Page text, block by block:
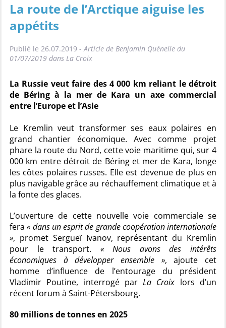
La route de l’Arctique aiguise les
appétits
Publié le 26.07.2019 -Article de Benjamin Quénelle du
01/07/2019 dans La Croix
La Russie veut faire des 4 000 km reliant le détroit
de Béring à la mer de Kara un axe commercial
entre l’Europe et l’Asie
Le Kremlin veut transformer ses eaux polaires en
grand chantier économique. Avec comme projet
phare la route du Nord, cette voie maritime qui, sur 4
000 km entre détroit de Béring et mer de Kara, longe
les côtes polaires russes. Elle est devenue de plus en
plus navigable grâce au réchauffement climatique et à
la fonte des glaces.
L’ouverture de cette nouvelle voie commerciale se
fera« dans un esprit de grande coopération internationale
», promet Sergueï Ivanov, représentant du Kremlin
pour le transport. « Nous avons des intérêts
économiques à développer ensemble », ajoute cet
homme d’influence de l’entourage du président
Vladimir Poutine, interrogé parLa Croix lors d’un
récent forum à Saint-Pétersbourg.
80 millions de tonnes en 2025